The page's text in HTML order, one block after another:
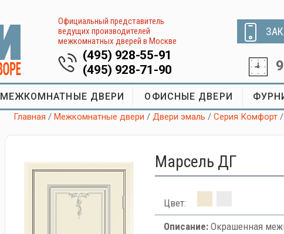
Официальный представитель
ведущих производителей
межкомнатных дверей в Москве
(495) 928-55-91
(495) 928-71-90
МЕЖКОМНАТНЫЕ ДВЕРИ ОФИСНЫЕ ДВЕРИ
Главная /Межкомнатные двери /Двери эмаль /Серия Комфорт
Марсель ДГ
Цвет:
Описание:Окрашенная